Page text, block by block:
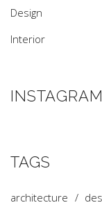
Design
Interior
TAGS
architecture